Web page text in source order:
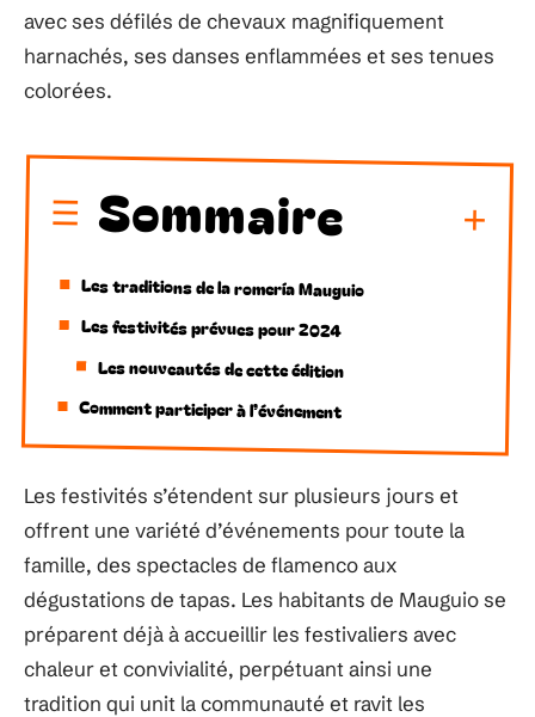
avec ses défilés de chevaux magnifiquement
harnachés, ses danses enflammées et ses tenues
colorées.
Sommaire
Les traditions de la romería Mauguio
Les festivités prévues pour 2024
Les nouveautés de cette édition
Comment participer à l’événement
Les festivités s’étendent sur plusieurs jours et
offrent une variété d’événements pour toute la
famille, des spectacles de flamenco aux
dégustations de tapas. Les habitants de Mauguio se
préparent déjà à accueillir les festivaliers avec
chaleur et convivialité, perpétuant ainsi une
tradition qui unit la communauté et ravit les